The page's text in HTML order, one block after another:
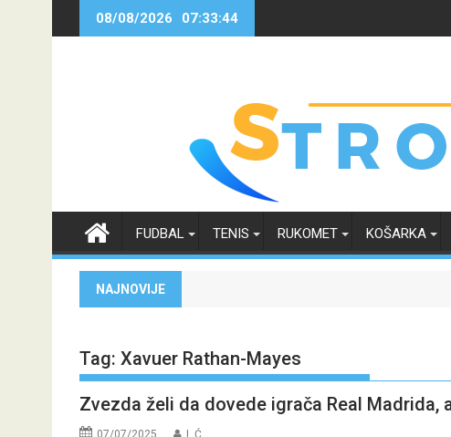
08/08/2026 07:33:44
FUDBAL TENIS RUKOMET KOŠARKA
NAJNOVIJE
Tag: Xavuer Rathan-Mayes
Zvezda želi da dovede igrača Real
07/07/2025 I. Ć.